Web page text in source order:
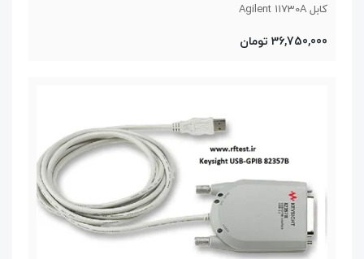
کابل Agilent 11730A
36,750,000 تومان